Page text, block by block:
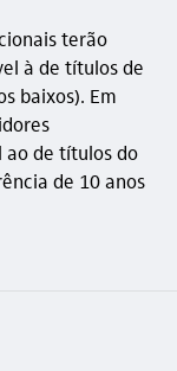
terão
à de títulos de
baixos). Em
de títulos do
de 10 anos